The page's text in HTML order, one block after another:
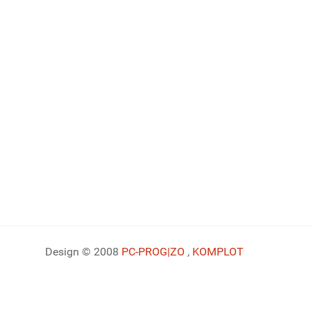
Design © 2008 PC-PROG|ZO , KOMPLOT